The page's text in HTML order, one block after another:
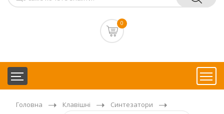
0
Головна Клавішні
Синтезатори